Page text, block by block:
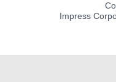
Impress